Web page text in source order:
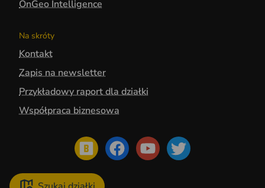
OnGeo Intelligence
Na skróty
Kontakt
Zapis na newsletter
Przykładowy raport dla działki
Współpraca biznesowa